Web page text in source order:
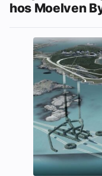
hos Moelven